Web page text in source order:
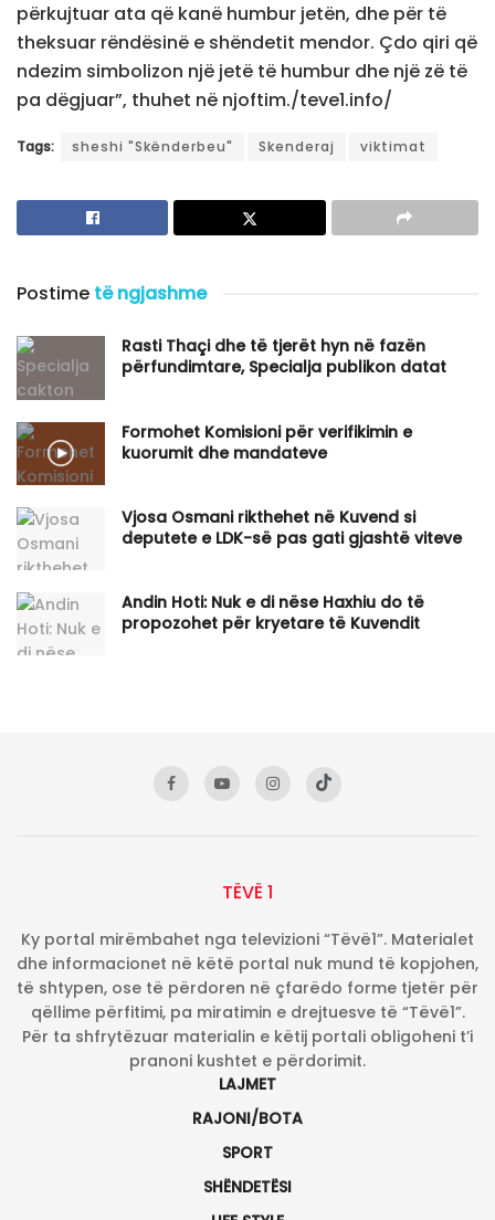
përkujtuar ata që kanë humbur jetën, dhe për të
theksuar rëndësinë e shëndetit mendor. Çdo qiri që
ndezim simbolizon një jetë të humbur dhe një zë të
pa dëgjuar”, thuhet në njoftim./teve1.info/
Tags: sheshi "Skënderbeu" Skenderaj viktimat
Postime të ngjashme
Rasti Thaçi dhe të tjerët hyn në fazën
përfundimtare, Specialja publikon datat
Formohet Komisioni për verifikimin e
kuorumit dhe mandateve
Vjosa Osmani rikthehet në Kuvend si
deputete e LDK-së pas gati gjashtë viteve
​Andin Hoti: Nuk e di nëse Haxhiu do të
propozohet për kryetare të Kuvendit
TËVË 1
Ky portal mirëmbahet nga televizioni “Tëvë1”. Materialet
dhe informacionet në këtë portal nuk mund të kopjohen,
të shtypen, ose të përdoren në çfarëdo forme tjetër për
qëllime përfitimi, pa miratimin e drejtuesve të “Tëvë1”.
Për ta shfrytëzuar materialin e këtij portali obligoheni t’i
pranoni kushtet e përdorimit.
LAJMET
RAJONI/BOTA
SPORT
SHËNDETËSI